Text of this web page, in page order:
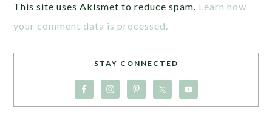
This site uses Akismet to reduce spam. Learn how
your comment data is processed.
STAY CONNECTED